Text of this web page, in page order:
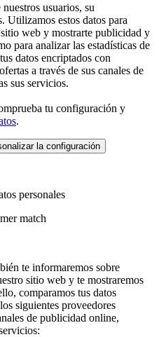
usuarios, su
Utilizamos estos datos para
web y mostrarte publicidad y
para analizar las estadísticas de
datos encriptados con
a través de sus canales de
sus servicios.
tu configuración y
.
la configuración
personales
match
te informaremos sobre
sitio web y te mostraremos
comparamos tus datos
siguientes proveedores
de publicidad online,